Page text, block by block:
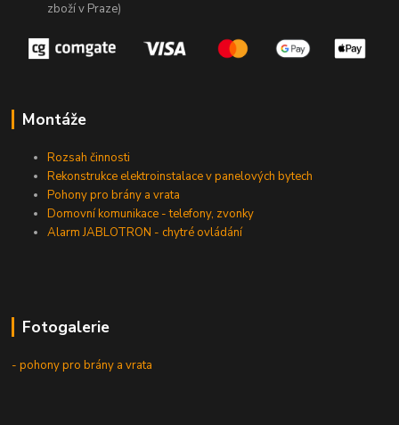
zboží v Praze)
Montáže
Rozsah činnosti
Rekonstrukce elektroinstalace v panelových bytech
Pohony pro brány a vrata
Domovní komunikace - telefony, zvonky
Alarm JABLOTRON - chytré ovládání
Fotogalerie
- pohony pro brány a vrata